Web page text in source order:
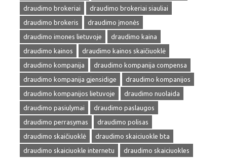
draudimo brokeriai
draudimo brokeriai siauliai
draudimo brokeris
draudimo įmonės
draudimo imones lietuvoje
draudimo kaina
draudimo kainos
draudimo kainos skaičiuoklė
draudimo kompanija
draudimo kompanija compensa
draudimo kompanija gjensidige
draudimo kompanijos
draudimo kompanijos lietuvoje
draudimo nuolaida
draudimo pasiulymai
draudimo paslaugos
draudimo perrasymas
draudimo polisas
draudimo skaičiuoklė
draudimo skaiciuokle bta
draudimo skaiciuokle internetu
draudimo skaiciuokles